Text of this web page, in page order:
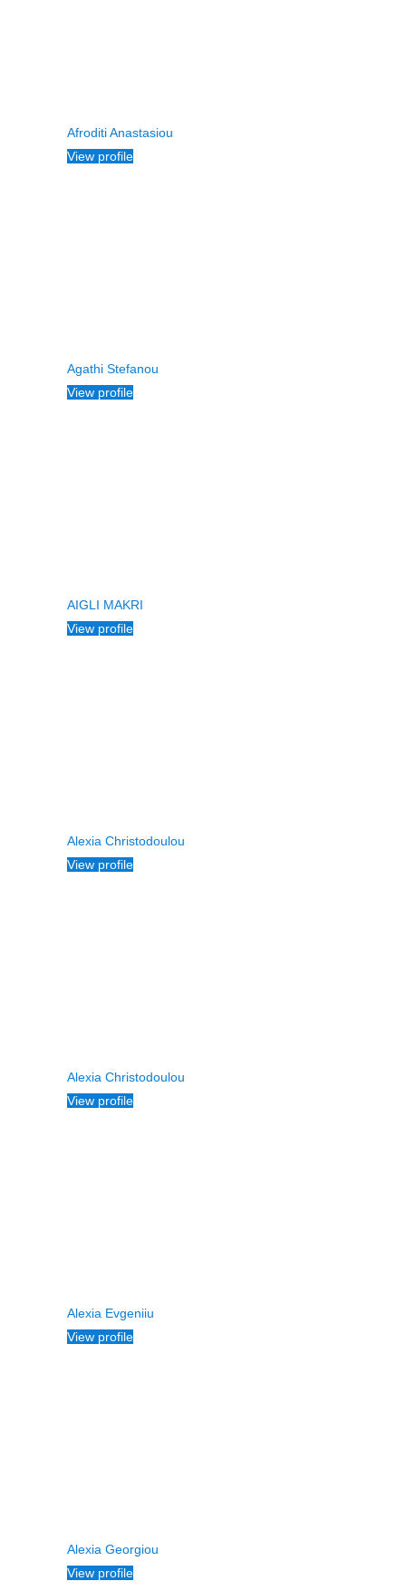
Afroditi Anastasiou
View profile
Agathi Stefanou
View profile
AIGLI MAKRI
View profile
Alexia Christodoulou
View profile
Alexia Christodoulou
View profile
Alexia Evgeniiu
View profile
Alexia Georgiou
View profile